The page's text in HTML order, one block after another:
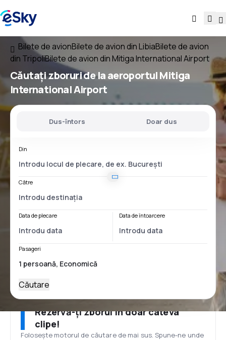
Bilete de avionBilete de avion din LibiaBilete de avion
din TripoliBilete de avion din Mitiga International Airport
Căutațizboruride laaeroportulMitiga
International Airport
Dus-întors Doar dus
Din
Către
Data de plecare Data de întoarcere
Pasageri
Căutare
Rezervă-ți zborul în doar câteva
clipe!
Folosește motorul de căutare de mai sus. Spune-ne unde